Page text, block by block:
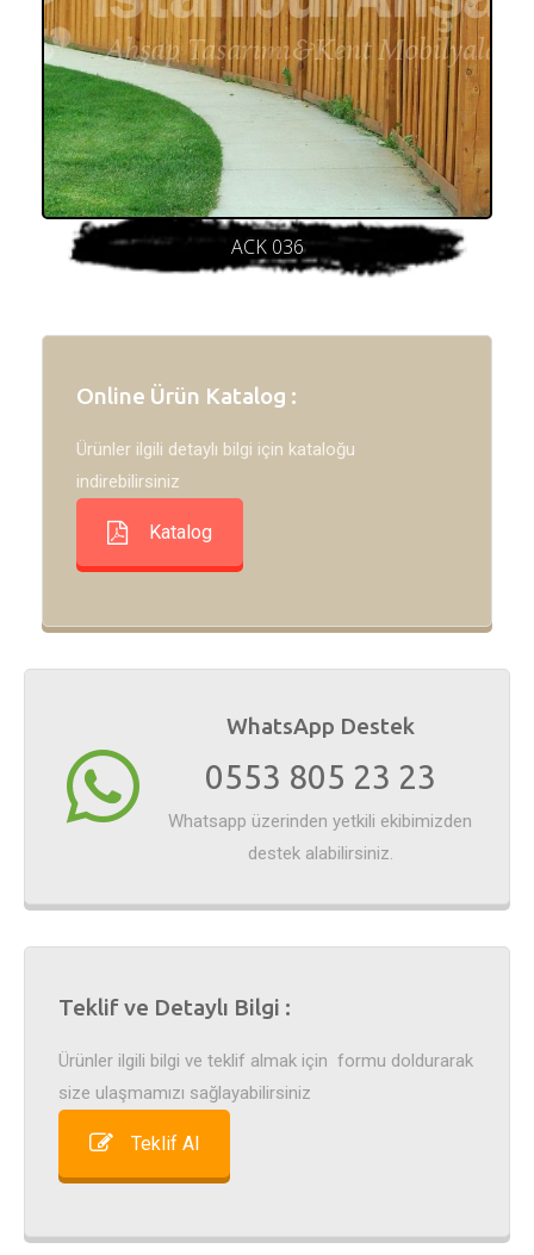
ACK 036
Online Ürün Katalog :
Ürünler ilgili detaylı bilgi için kataloğu
indirebilirsiniz
Katalog
WhatsApp Destek
0553 805 23 23
Whatsapp üzerinden yetkili ekibimizden
destek alabilirsiniz.
Teklif ve Detaylı Bilgi :
Ürünler ilgili bilgi ve teklif almak için formu doldurarak
size ulaşmamızı sağlayabilirsiniz
Teklif Al